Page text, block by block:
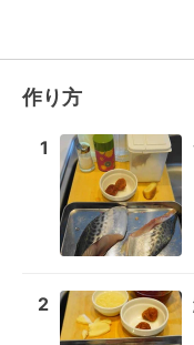
作り方
1
2